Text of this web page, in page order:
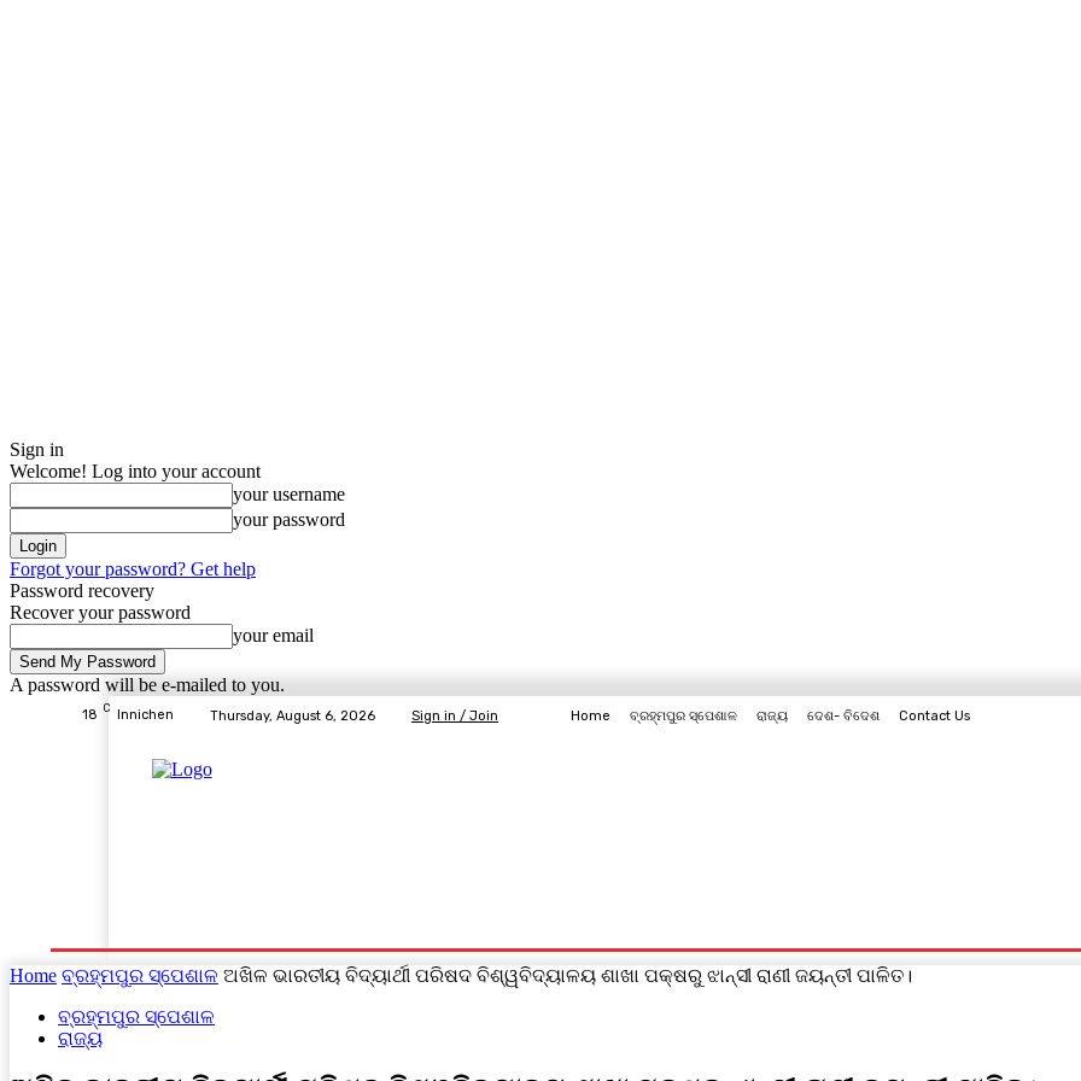
Sign in
Welcome! Log into your account
your username
your password
Forgot your password? Get help
Password recovery
Recover your password
your email
A password will be e-mailed to you.
18 C Innichen Thursday, August 6, 2026 Sign in / Join Home ବ୍ରହ୍ମପୁର ସ୍ପେଶାଳ ରାଜ୍ୟ ଦେଶ- ବିଦେଶ Contact Us
Home ବ୍ରହ୍ମପୁର ସ୍ପେଶାଳ ଅଖିଳ ଭାରତୀୟ ବିଦ୍ୟାର୍ଥୀ ପରିଷଦ ବିଶ୍ୱବିଦ୍ୟାଳୟ ଶାଖା ପକ୍ଷରୁ ଝାନ୍ସୀ ରାଣୀ ଜୟନ୍ତୀ ପାଳିତ।
ବ୍ରହ୍ମପୁର ସ୍ପେଶାଳ
ରାଜ୍ୟ